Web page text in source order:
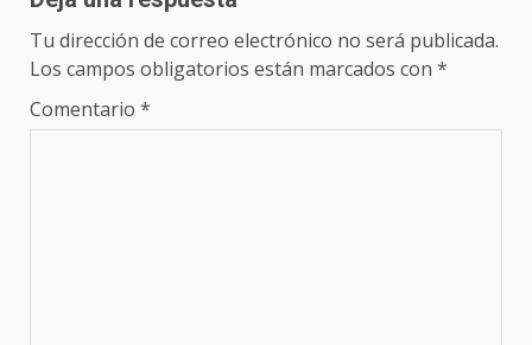
Tu dirección de correo electrónico no será publicada.
Los campos obligatorios están marcados con *
Comentario *